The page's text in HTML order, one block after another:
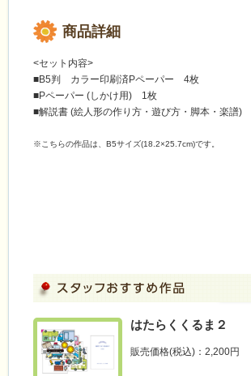
商品詳細
<セット内容>
■B5判 カラー印刷済Pペーパー 4枚
■Pペーパー (しかけ用) 1枚
■解説書 (絵人形の作り方・遊び方・脚本・楽譜)
※こちらの作品は、B5サイズ(18.2×25.7cm)です。
はたらくくるま２
販売価格(税込)：2,200円